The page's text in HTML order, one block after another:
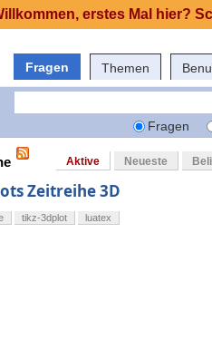
Fragen Themen
Fragen
Aktive Neueste
Zeitreihe 3D
tikz-3dplot luatex
erstes Mal hier?